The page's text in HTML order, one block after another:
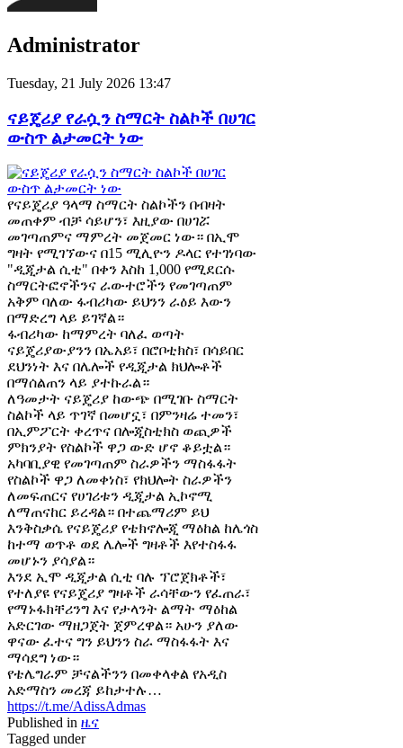
Administrator
Tuesday, 21 July 2026 13:47
ናይጄሪያ የራሷን ስማርት ስልኮች በሀገር
ውስጥ ልታመርት ነው
የናይጄሪያ ዓላማ ስማርት ስልኮችን በብዛት
መጠቀም ብቻ ሳይሆን፣ እዚያው በሀገሯ
መገጣጠምና ማምረት መጀመር ነው። በኢሞ
ግዛት የሚገኘውና በ15 ሚሊዮን ዶላር የተገነባው
"ዲጂታል ሲቲ" በቀን እስከ 1,000 የሚደርሱ
ስማርትፎኖችንና ራውተሮችን የመገጣጠም
አቅም ባለው ፋብሪካው ይህንን ራዕይ እውን
በማድረግ ላይ ይገኛል።
ፋብሪካው ከማምረት ባለፈ ወጣት
ናይጄሪያውያንን በኤአይ፣ በሮቦቲክስ፣ በሳይበር
ደህንነት እና በሌሎች የዲጂታል ክህሎቶች
በማሰልጠን ላይ ያተኩራል።
ለዓመታት ናይጄሪያ ከውጭ በሚገቡ ስማርት
ስልኮች ላይ ጥገኛ በመሆኗ፣ በምንዛሬ ተመን፣
በኢምፖርት ቀረጥና በሎጂስቲክስ ወጪዎች
ምክንያት የስልኮች ዋጋ ውድ ሆኖ ቆይቷል።
አካባቢያዊ የመገጣጠም ስራዎችን ማስፋፋት
የስልኮች ዋጋ ለመቀነስ፣ የክህሎት ስራዎችን
ለመፍጠርና የሀገሪቱን ዲጂታል ኢኮኖሚ
ለማጠናከር ይረዳል። በተጨማሪም ይህ
እንቅስቃሴ የናይጄሪያ የቴክኖሎጂ ማዕከል ከሌጎስ
ከተማ ወጥቶ ወደ ሌሎች ግዛቶች እየተስፋፋ
መሆኑን ያሳያል።
እንደ ኢሞ ዲጂታል ሲቲ ባሉ ፕሮጀክቶች፣
የተለያዩ የናይጄሪያ ግዛቶች ራሳቸውን የፈጠራ፣
የማኑፋክቸሪንግ እና የታላንት ልማት ማዕከል
አድርገው ማዘጋጀት ጀምረዋል። አሁን ያለው
ዋናው ፈተና ግን ይህንን ስራ ማስፋፋት እና
ማሳደግ ነው።
የቴሌግራም ቻናልችንን በመቀላቀል የአዲስ
አድማስን መረጃ ይከታተሉ…
https://t.me/AdissAdmas
Published in ዜና
Tagged under